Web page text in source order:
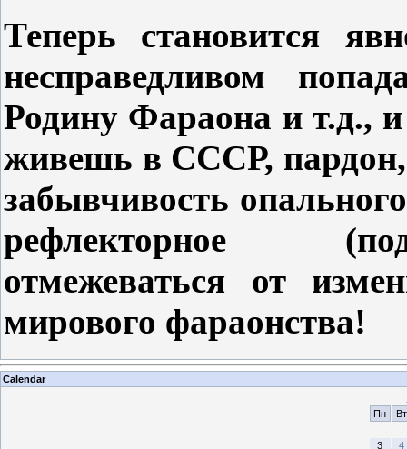
Теперь становится
несправедливом
Родину Фараона и т.д.,
живешь в СССР,
забывчивость
рефлекторное
отмежеваться от
мирового фараонства!
Calendar
Пн
Вт
3 4